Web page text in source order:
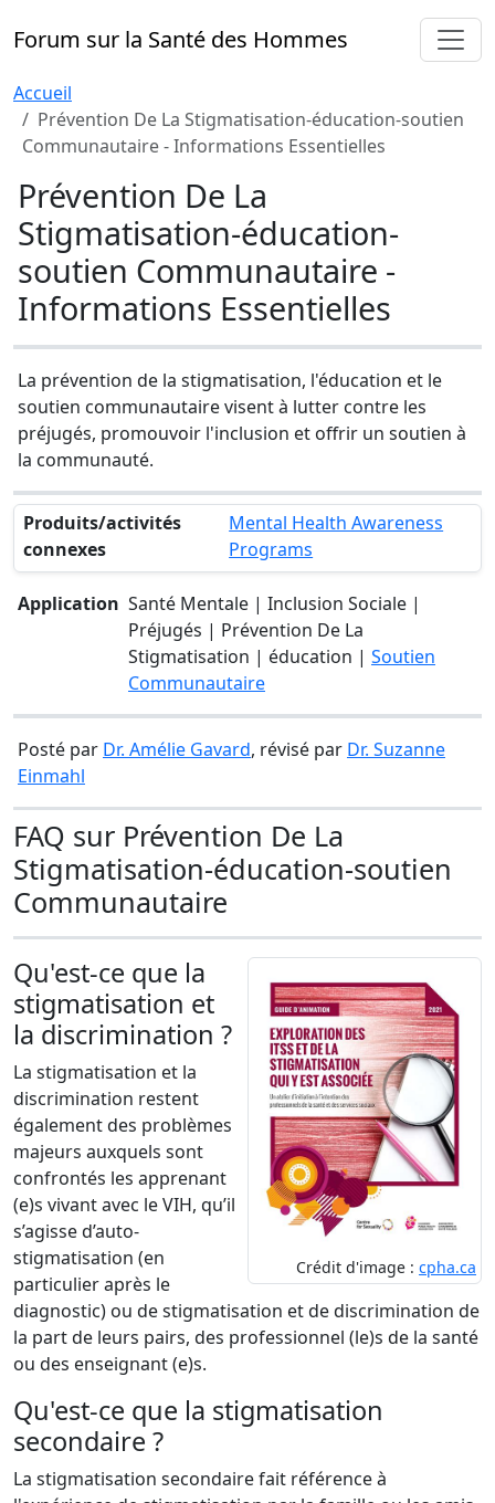
Forum sur la Santé des Hommes
Accueil
Prévention De La Stigmatisation-éducation-soutien
Communautaire - Informations Essentielles
Prévention De La
Stigmatisation-éducation-
soutien Communautaire -
Informations Essentielles
La prévention de la stigmatisation, l'éducation et le
soutien communautaire visent à lutter contre les
préjugés, promouvoir l'inclusion et offrir un soutien à
la communauté.
Produits/activités
connexes
Mental Health Awareness
Programs
Application Santé Mentale | Inclusion Sociale |
Préjugés | Prévention De La
Stigmatisation | éducation | Soutien
Communautaire
Posté par Dr. Amélie Gavard, révisé par Dr. Suzanne
Einmahl
FAQ sur Prévention De La
Stigmatisation-éducation-soutien
Communautaire
Crédit d'image : cpha.ca
Qu'est-ce que la
stigmatisation et
la discrimination ?
La stigmatisation et la
discrimination restent
également des problèmes
majeurs auxquels sont
confrontés les apprenant
(e)s vivant avec le VIH, qu’il
s’agisse d’auto-
stigmatisation (en
particulier après le
diagnostic) ou de stigmatisation et de discrimination de
la part de leurs pairs, des professionnel (le)s de la santé
ou des enseignant (e)s.
Qu'est-ce que la stigmatisation
secondaire ?
La stigmatisation secondaire fait référence à